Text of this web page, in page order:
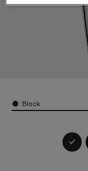
ColorBlack